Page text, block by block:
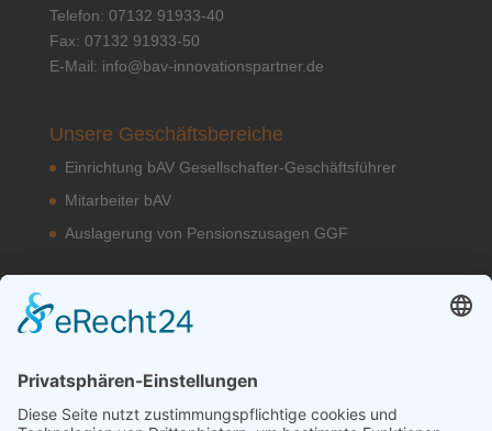
Telefon: 07132 91933-40
Fax: 07132 91933-50
E-Mail: info@bav-innovationspartner.de
Unsere Geschäftsbereiche
Einrichtung bAV Gesellschafter-Geschäftsführer
Mitarbeiter bAV
Auslagerung von Pensionszusagen GGF
Unsere bAV Lösungen
Kontakt